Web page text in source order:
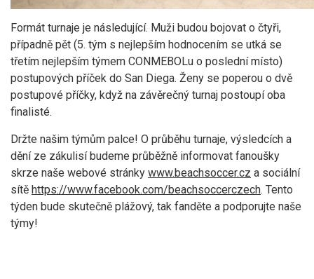
Formát turnaje je následující. Muži budou bojovat o čtyři,
případně pět (5. tým s nejlepším hodnocením se utká se
třetím nejlepším týmem CONMEBOLu o poslední místo)
postupových příček do San Diega. Ženy se poperou o dvě
postupové příčky, když na závěrečný turnaj postoupí oba
finalisté.
Držte našim týmům palce! O průběhu turnaje, výsledcích a
dění ze zákulisí budeme průběžně informovat fanoušky
skrze naše webové stránky www.beachsoccer.cz a sociální
sítě https://www.facebook.com/beachsoccerczech. Tento
týden bude skutečně plážový, tak fanděte a podporujte naše
týmy!